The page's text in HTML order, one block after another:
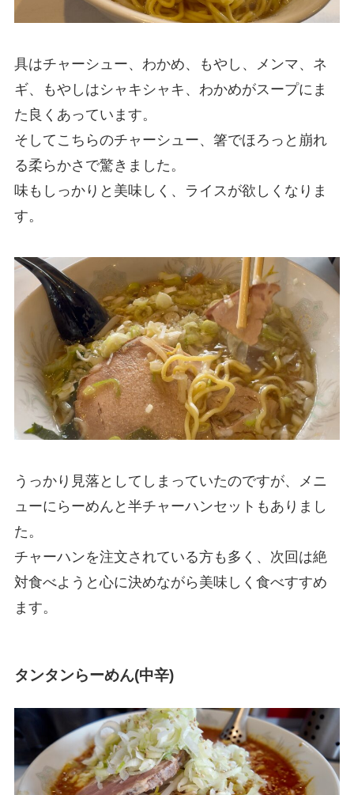
具はチャーシュー、わかめ、もやし、メンマ、ネ
ギ、もやしはシャキシャキ、わかめがスープにま
た良くあっています。
そしてこちらのチャーシュー、箸でほろっと崩れ
る柔らかさで驚きました。
味もしっかりと美味しく、ライスが欲しくなりま
す。
うっかり見落としてしまっていたのですが、メニ
ューにらーめんと半チャーハンセットもありまし
た。
チャーハンを注文されている方も多く、次回は絶
対食べようと心に決めながら美味しく食べすすめ
ます。
タンタンらーめん(中辛)